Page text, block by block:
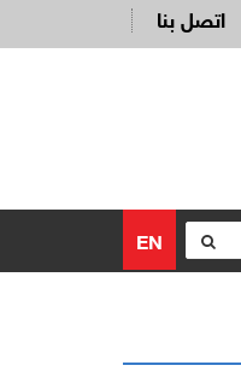
اتصل بنا
EN